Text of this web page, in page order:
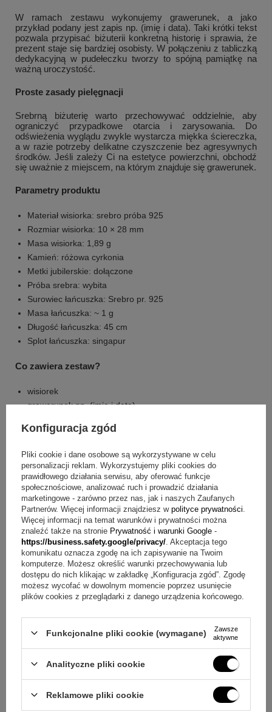
W ramach zestawu wykonujemy grawerunek, a jako
przykład podany jest zapis np. (imię i data). Taki krótki tekst
pozwala przypisać biżuterii konkretną historię i sprawia, że
prezent staje się bardziej osobisty. W połączeniu z tabliczką
dedykacyjną w pudełeczku tworzy to spójną pamiątkę na
ważną uroczystość.
Proste zasady pielęgnacji
Srebrną biżuterię warto przechowywać oddzielnie, aby
ograniczyć przypadkowe otarcia i zarysowania. Do
odświeżenia wyglądu zwykle wystarcza miękka ściereczka,
a w razie potrzeby delikatne czyszczenie bez agresywnych
środków. Jeśli zależy Ci na estetyce powierzchni, obchodź
się uważnie z miejscem, na którym znajduje się grawerunek.
Parametry produktu
Materiał wisiorka: srebro próba 925
Rozmiar wisiorka: 10 × 28 mm
Masa wisiorka: 1,89 g
Kamień: różowa cyrkonia
Metki jubilerskie: dołączone
Próba srebra: wybita
Surowiec łańcuszka: Srebro pr. 925
Masa łańcuszka: ~ 1 g
Długość łańcuszka: 45 cm
Splot łańcuszka: singapur
Co zawiera zestaw?
wisiorek
grawerunek np. (imię i data)
tabliczka dedykacyjna
torebka prezentowa
Pytania i odpowiedzi o naszyjniku stópka 925
Pytanie:Jak wygląda personalizacja?Odpowiedź:W cenie
jest grawerunek np. (imię i data), dzięki czemu upominek
zyskuje osobisty charakter.
Pytanie:Jakie elementy otrzymuję w zestawie?
Odpowiedź: W cenie są: wisiorek, łańcuszek, tabliczka
dedykacyjna, ozdobne pudełeczko z różową wstążką,
torebka prezentowa oraz grawerunek.
Pytanie:Jakie materiały zastosowano w tym komplecie?
łańcuszek ma surowiec Srebro pr. 925.
Jakie są cechy łańcuszka?Odpowiedź:
Łańcuszek ma splot singapur.
Pytanie: Jakie okazje pasują do tego upominku?
Odpowiedź:Model jest polecany jako prezent na chrzciny
lub pierwszy roczek.
Konfiguracja zgód
Pliki cookie i dane osobowe są wykorzystywane w celu
personalizacji reklam. Wykorzystujemy pliki cookies do
prawidłowego działania serwisu, aby oferować funkcje
społecznościowe, analizować ruch i prowadzić działania
marketingowe - zarówno przez nas, jak i naszych Zaufanych
Partnerów. Więcej informacji znajdziesz w polityce prywatności
Więcej informacji na temat warunków i prywatności można
znaleźć także na stronie Prywatność i warunki Google -
https://business.safety.google/privacy/ . Akceptacja tego
komunikatu oznacza zgodę na ich zapisywanie na Twoim
komputerze. Możesz określić warunki przechowywania lub
dostępu do nich klikając w zakładkę „Konfiguracja zgód”. Zgodę
możesz wycofać w dowolnym momencie poprzez usunięcie
plików cookies z przeglądarki z danego urządzenia końcowego.
Funkcjonalne pliki cookie (wymagane)
Zawsze
aktywne
Analityczne pliki cookie
Reklamowe pliki cookie